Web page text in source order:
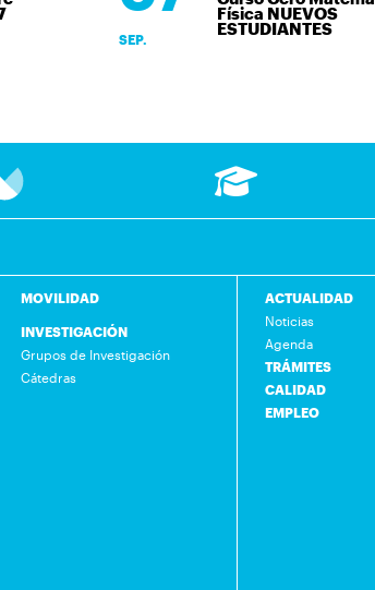
SEP.
Física NUEVOS
ESTUDIANTES
MOVILIDAD
INVESTIGACIÓN
Grupos de Investigación
Cátedras
ACTUALIDAD
Noticias
Agenda
TRÁMITES
CALIDAD
EMPLEO